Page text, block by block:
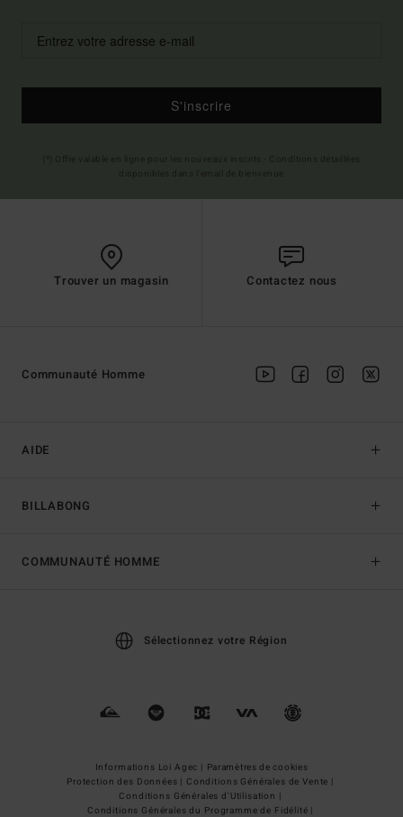
S'inscrire
Trouver un magasin Contactez nous
AIDE
BILLABONG
Communauté Homme
COMMUNAUTÉ HOMME
Sélectionnez votre Région
Informations Loi Agec | Paramètres de cookies
Protection des Données | Conditions Générales de Vente |
Conditions Générales d'Utilisation |
Conditions Générales du Programme de Fidélité |